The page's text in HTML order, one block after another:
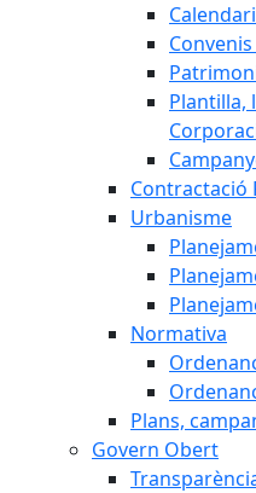
Plantilla,
Contractació
Urbanisme
Normativa
Plans,
Govern Obert